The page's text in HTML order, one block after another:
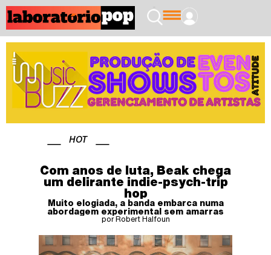
HOT
Com anos de luta, Beak chega
um delirante indie-psych-trip
hop
Muito elogiada, a banda embarca numa
abordagem experimental sem amarras
por Robert Halfoun